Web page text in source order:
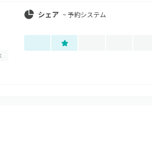
シェア ~予約システム